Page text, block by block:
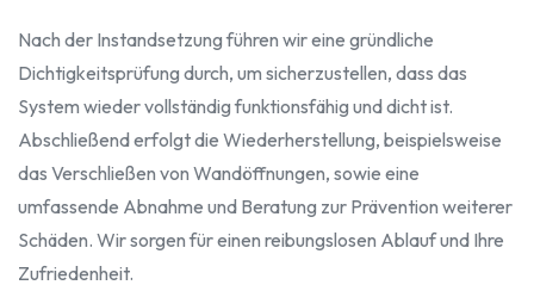
Nach der Instandsetzung führen wir eine gründliche
Dichtigkeitsprüfung durch, um sicherzustellen, dass das
System wieder vollständig funktionsfähig und dicht ist.
Abschließend erfolgt die Wiederherstellung, beispielsweise
das Verschließen von Wandöffnungen, sowie eine
umfassende Abnahme und Beratung zur Prävention weiterer
Schäden. Wir sorgen für einen reibungslosen Ablauf und Ihre
Zufriedenheit.